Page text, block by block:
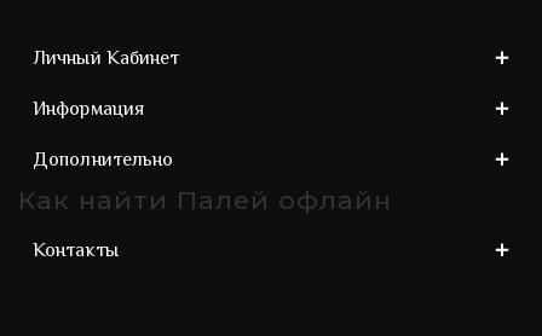
Личный Кабинет
Информация
Дополнительно
Как найти Палей офлайн
Контакты